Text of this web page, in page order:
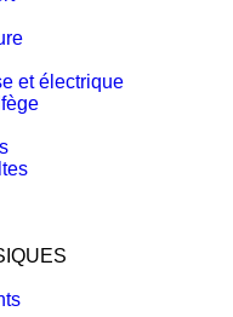
et électrique